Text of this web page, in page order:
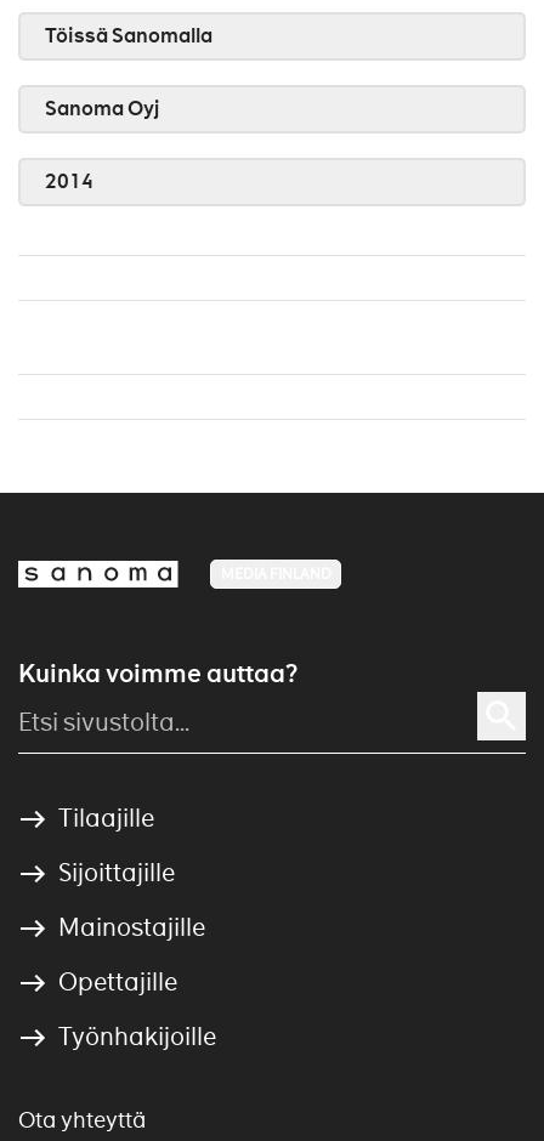
Töissä Sanomalla
Sanoma Oyj
2014
Kuinka voimme auttaa?
Tilaajille
Sijoittajille
Mainostajille
Opettajille
Työnhakijoille
Ota yhteyttä